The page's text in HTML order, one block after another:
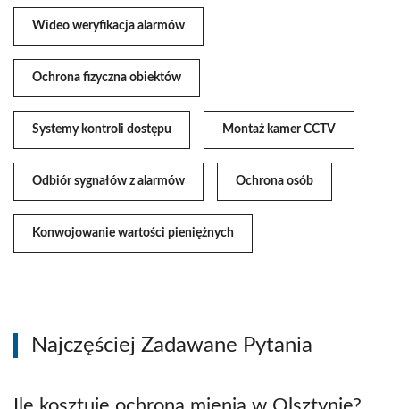
Wideo weryfikacja alarmów
Ochrona fizyczna obiektów
Systemy kontroli dostępu Montaż kamer CCTV
Odbiór sygnałów z alarmów Ochrona osób
Konwojowanie wartości pieniężnych
Najczęściej Zadawane Pytania
Ile kosztuje ochrona mienia w Olsztynie?